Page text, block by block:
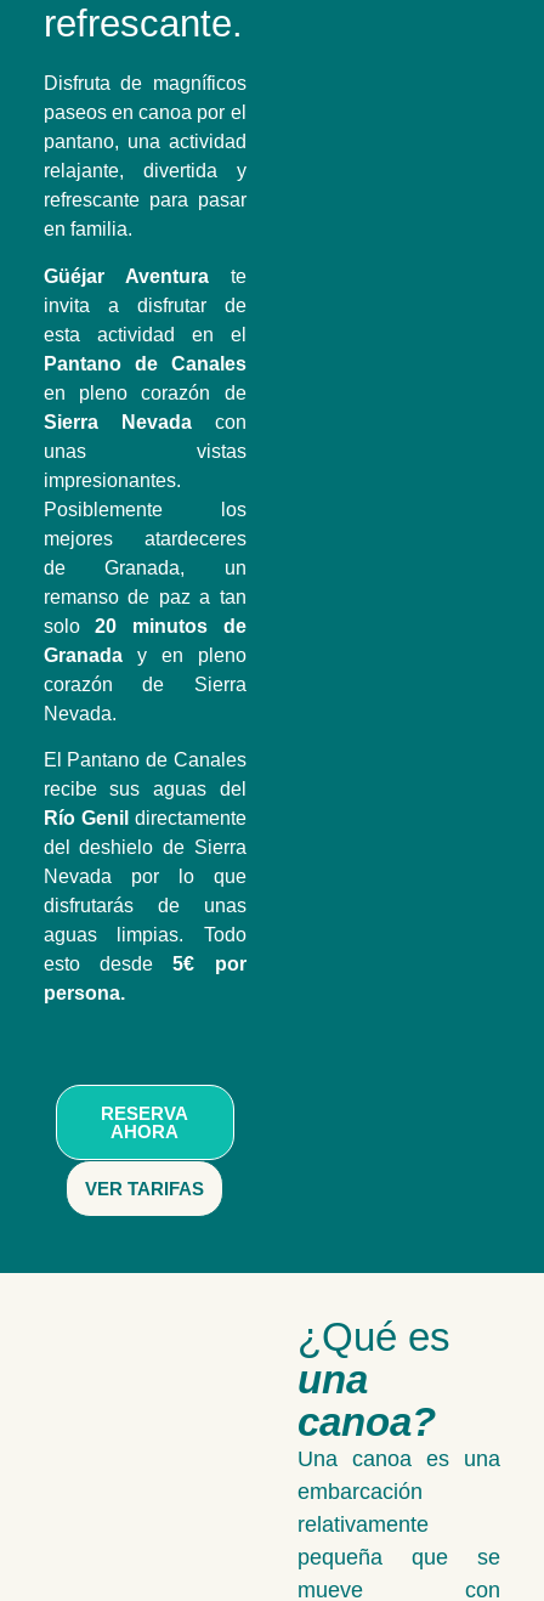
refrescante.
Disfruta de magníficos
paseos en canoa por el
pantano, una actividad
relajante, divertida y
refrescante para pasar
en familia.
Güéjar Aventurate
invita a disfrutar de
esta actividad en el
Pantano de Canales
en pleno corazón de
Sierra Nevadacon
unas vistas
impresionantes.
Posiblemente los
mejores atardeceres
de Granada, un
remanso de paz a tan
solo20 minutos de
Granaday en pleno
corazón de Sierra
Nevada.
El Pantano de Canales
recibe sus aguas del
Río Genil directamente
del deshielo de Sierra
Nevada por lo que
disfrutarás de unas
aguas limpias. Todo
esto desde5€ por
persona.
RESERVA
AHORA
VER TARIFAS
¿Qué es
una
canoa?
Una canoa es una
embarcación
relativamente
pequeña que se
mueve con